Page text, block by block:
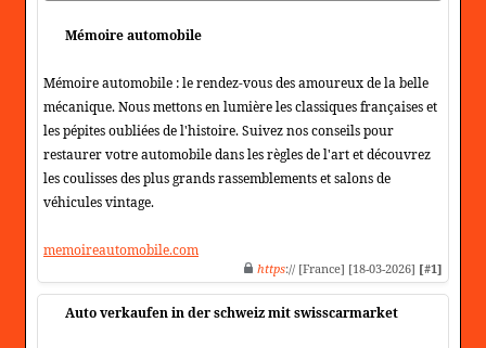
Mémoire automobile
Mémoire automobile : le rendez-vous des amoureux de la belle
mécanique. Nous mettons en lumière les classiques françaises et
les pépites oubliées de l'histoire. Suivez nos conseils pour
restaurer votre automobile dans les règles de l'art et découvrez
les coulisses des plus grands rassemblements et salons de
véhicules vintage.
memoireautomobile.com
https:// [France] [18-03-2026] [#1]
Auto verkaufen in der schweiz mit swisscarmarket